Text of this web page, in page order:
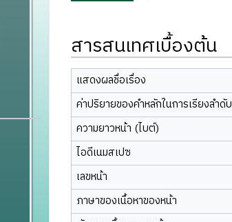
สารสนเทศเบื้องต้น
แสดงผลชื่อเรื่อง
ค่าปริยายของคำหลักในการเรียงลำดับ
ความยาวหน้า (ไบต์)
ไอดีเนมสเปซ
เลขหน้า
ภาษาของเนื้อหาของหน้า